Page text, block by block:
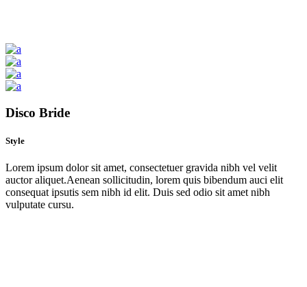
Disco Bride
Style
Lorem ipsum dolor sit amet, consectetuer gravida nibh vel velit
auctor aliquet.Aenean sollicitudin, lorem quis bibendum auci elit
consequat ipsutis sem nibh id elit. Duis sed odio sit amet nibh
vulputate cursu.